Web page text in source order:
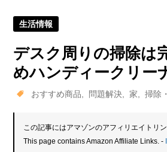
生活情報
デスク周りの掃除は
めハンディークリー
おすすめ商品 問題解決 家 掃除
この記事にはアマゾンのアフィリエイトリン
This page contains Amazon Affiliate Links. -